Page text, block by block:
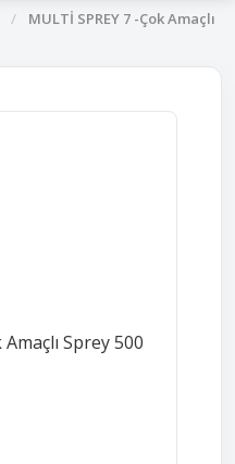
/
MULTİ SPREY 7 -Çok Amaçlı